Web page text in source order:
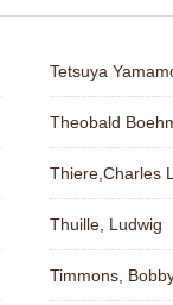
Tetsuya
Theobald
Thiere,Charles
Thuille, Ludwig
Timmons,